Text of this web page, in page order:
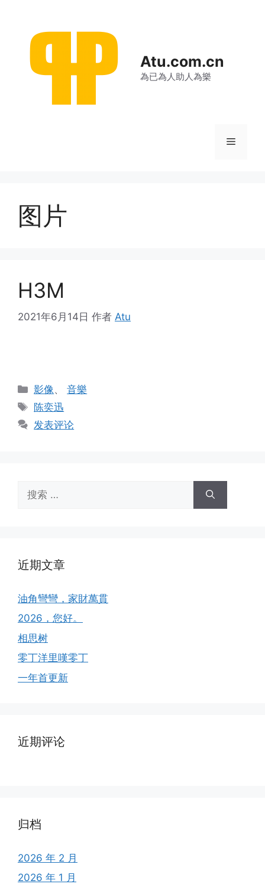
Atu.com.cn
為已為人助人為樂
菜
图片
H3M
2021年6月14日 作者 Atu
分
类
影像 、音樂
标
签
陈奕迅
发表评论
索：
近期文章
油角彎彎，家財萬貫
2026，您好。
相思树
零丁洋里嘆零丁
一年首更新
近期评论
归档
2026 年 2 月
2026 年 1 月